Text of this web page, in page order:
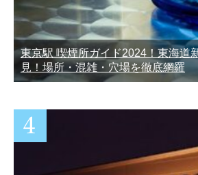
東京駅 喫煙所ガイド2024！東海道
見！場所・混雑・穴場を徹底網羅